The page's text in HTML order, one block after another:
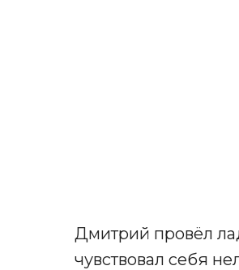
Дмитрий провёл
чувствовал себя